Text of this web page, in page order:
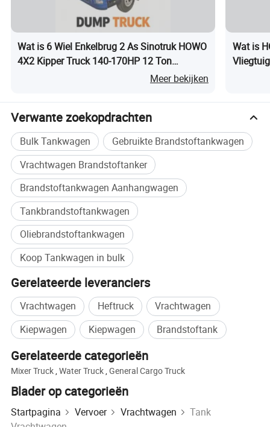
Productparameters
Merk van de auto
Rijklaargewicht (kg) 8505
Motorvermogen (kw) 191
Voertuigformaat (mm) 10200 × 2550 × 3250
Aantal assen 3
Wielbasis (mm) 1995+5000
Aantal banden 8
Remsysteem
Wat is 6 Wiel Enkelbrug 2 As Sinotruk HOWO
4X2 Kipper Truck 140-170HP 12 Ton
Meer bekijken
Wat is
Verwante zoekopdrachten
Bulk Tankwagen
Gebruikte Brandstoftankwagen
Vrachtwagen Brandstoftanker
Brandstoftankwagen Aanhangwagen
Tankbrandstoftankwagen
Oliebrandstoftankwagen
Koop Tankwagen in bulk
Gerelateerde leveranciers
Vrachtwagen Heftruck
Vrachtwagen
Kiepwagen
Kiepwagen Brandstoftank
Gerelateerde categorieën
Mixer Truck,Water Truck,General Cargo Truck
Blader op categorieën
Startpagina Vervoer Vrachtwagen
Tank